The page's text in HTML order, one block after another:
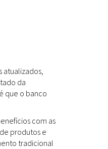
atualizados,
da
que o banco
com as
produtos e
tradicional